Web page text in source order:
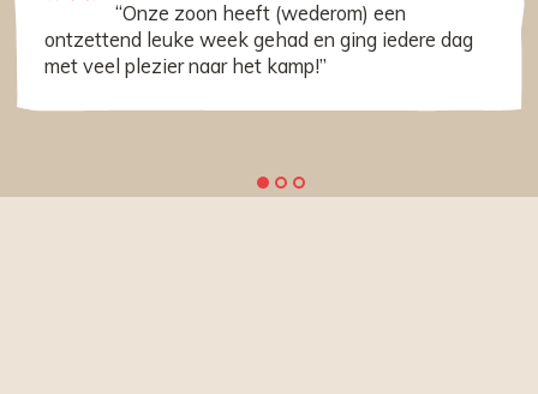
“Onze zoon heeft (wederom) een
ontzettend leuke week gehad en ging iedere dag
met veel plezier naar het kamp!”